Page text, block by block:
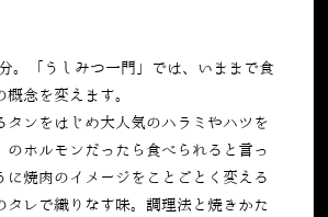
。「うしみつ一門」では、いままで食
念を変えます。
タンをはじめ大人気のハラミやハツを
のホルモンだったら食べられると言っ
に焼肉のイメージをことごとく変える
タレで織りなす味。調理法と焼きかた